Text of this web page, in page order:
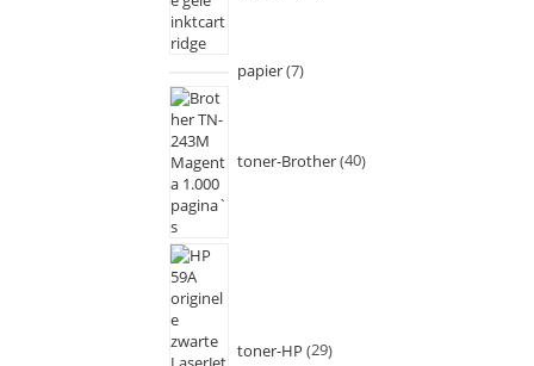
papier 7
toner-Brother 40
toner-HP 29